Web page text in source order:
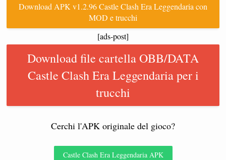
Download APK v1.2.96 Castle Clash Era Leggendaria con
MOD e trucchi
[ads-post]
Download file cartella OBB/DATA
Castle Clash Era Leggendaria per i
trucchi
Cerchi l'APK originale del gioco?
Castle Clash Era Leggendaria APK